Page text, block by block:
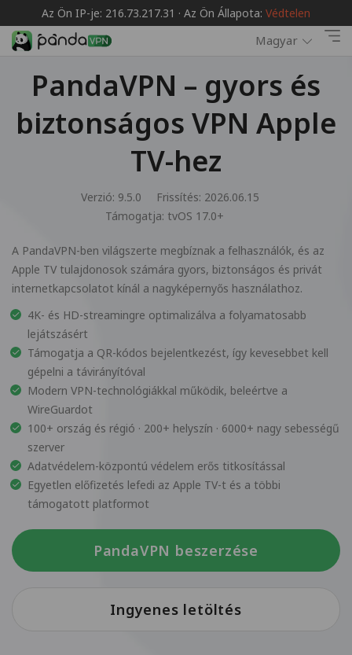
Az Ön IP-je: 216.73.217.31 · Az Ön Állapota: Védtelen
Magyar
PandaVPN – gyors és
biztonságos VPN Apple
TV-hez
Verzió: 9.5.0
Frissítés: 2026.06.15
Támogatja: tvOS 17.0+
A PandaVPN-ben világszerte megbíznak a felhasználók, és az
Apple TV tulajdonosok számára gyors, biztonságos és privát
internetkapcsolatot kínál a nagyképernyős használathoz.
4K- és HD-streamingre optimalizálva a folyamatosabb
lejátszásért
Támogatja a QR-kódos bejelentkezést, így kevesebbet kell
gépelni a távirányítóval
Modern VPN-technológiákkal működik, beleértve a
WireGuardot
100+ ország és régió · 200+ helyszín · 6000+ nagy sebességű
szerver
Adatvédelem-központú védelem erős titkosítással
Egyetlen előfizetés lefedi az Apple TV-t és a többi
támogatott platformot
PandaVPN beszerzése
Ingyenes letöltés